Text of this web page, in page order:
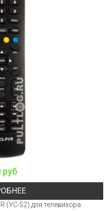
руб
(YC-52) для телевизора